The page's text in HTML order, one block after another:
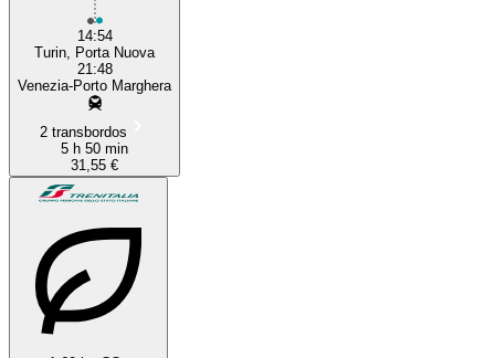
14:54
Turin, Porta Nuova
21:48
Venezia-Porto Marghera
2 transbordos
5 h 50 min
31,55 €